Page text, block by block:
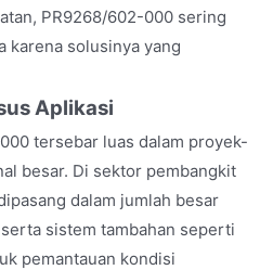
PR9268/602-000 sering
karena solusinya yang
Aplikasi
tersebar luas dalam proyek-
besar. Di sektor pembangkit
dalam jumlah besar
sistem tambahan seperti
pemantauan kondisi